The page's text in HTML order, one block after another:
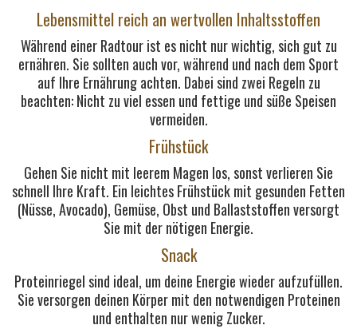
Lebensmittel reich an wertvollen Inhaltsstoffen
Während einer Radtour ist es nicht nur wichtig, sich gut zu
ernähren. Sie sollten auch vor, während und nach dem Sport
auf Ihre Ernährung achten. Dabei sind zwei Regeln zu
beachten: Nicht zu viel essen und fettige und süße Speisen
vermeiden.
Frühstück
Gehen Sie nicht mit leerem Magen los, sonst verlieren Sie
schnell Ihre Kraft. Ein leichtes Frühstück mit gesunden Fetten
(Nüsse, Avocado), Gemüse, Obst und Ballaststoffen versorgt
Sie mit der nötigen Energie.
Snack
Proteinriegel sind ideal, um deine Energie wieder aufzufüllen.
Sie versorgen deinen Körper mit den notwendigen Proteinen
und enthalten nur wenig Zucker.